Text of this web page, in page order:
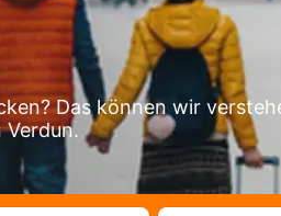
Das können wir